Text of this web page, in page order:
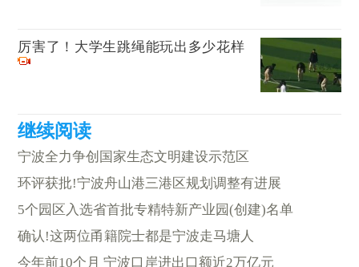
厉害了！大学生跳绳能玩出多少花样
宁波全力争创国家生态文明建设示范区
环评获批!宁波舟山港三港区规划调整有进展
5个园区入选省首批专精特新产业园(创建)名单
确认!这两位甬籍院士都是宁波走马塘人
今年前10个月 宁波口岸进出口额近2万亿元